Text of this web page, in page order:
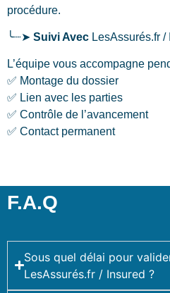
procédure.
╰┈➤ Suivi Avec LesAssurés.fr /
L’équipe vous accompagne
✅ Montage du dossier
✅ Lien avec les parties
✅ Contrôle de l’avancement
✅ Contact permanent
F.A.Q
Sous quel délai pour
LesAssurés.fr / Insured ?